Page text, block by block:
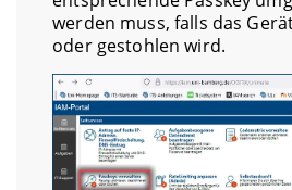
werden muss, falls das
oder gestohlen wird.